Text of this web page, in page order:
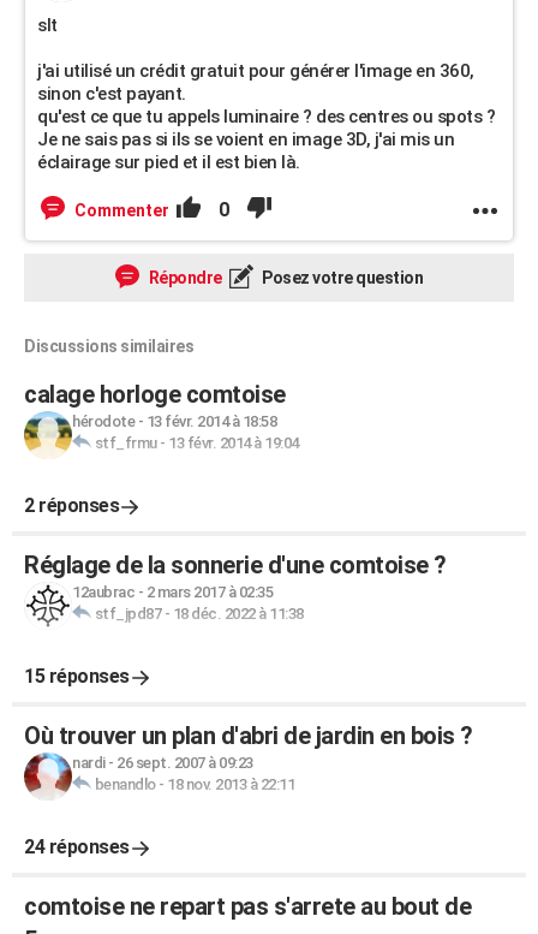
slt
j'ai utilisé un crédit gratuit pour générer l'image en 360,
sinon c'est payant.
qu'est ce que tu appels luminaire ? des centres ou spots ?
Je ne sais pas si ils se voient en image 3D, j'ai mis un
éclairage sur pied et il est bien là.
Commenter 0
Répondre Posez votre question
Discussions similaires
calage horloge comtoise
hérodote- 13 févr. 2014 à 18:58
stf_frmu- 13 févr. 2014 à 19:04
2 réponses
Réglage de la sonnerie d'une comtoise ?
12aubrac - 2 mars 2017 à 02:35
stf_jpd87- 18 déc. 2022 à 11:38
15 réponses
Où trouver un plan d'abri de jardin en bois ?
nardi- 26 sept. 2007 à 09:23
benandlo- 18 nov. 2013 à 22:11
24 réponses
comtoise ne repart pas s'arrete au bout de